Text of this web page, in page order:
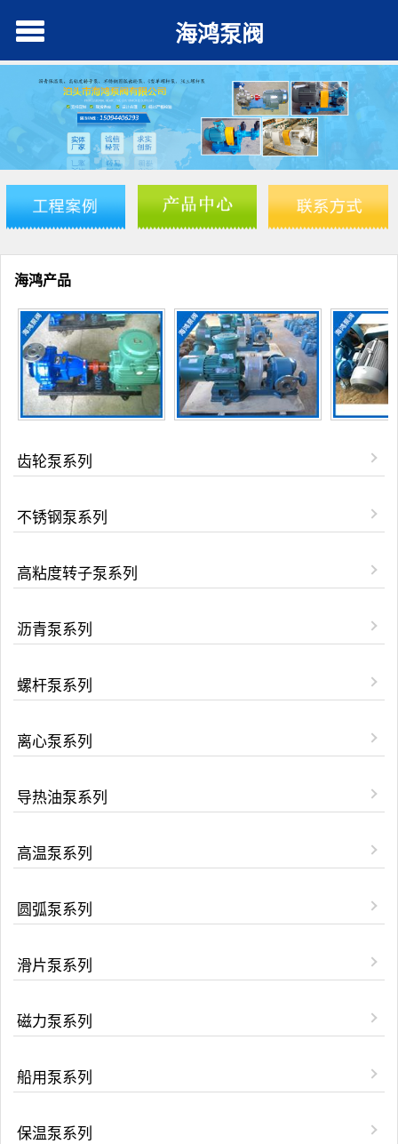
海鸿泵阀
海鸿产品
齿轮泵系列
不锈钢泵系列
高粘度转子泵系列
沥青泵系列
螺杆泵系列
离心泵系列
导热油泵系列
高温泵系列
圆弧泵系列
滑片泵系列
磁力泵系列
船用泵系列
保温泵系列